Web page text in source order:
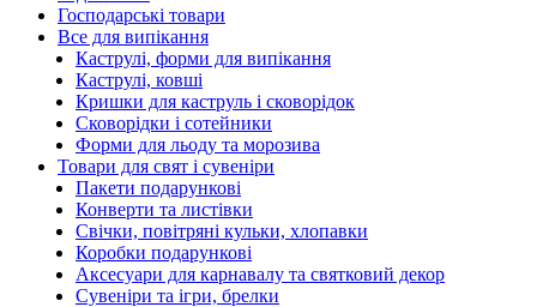
Господарські товари
Все для випікання
Каструлі, форми для випікання
Каструлі, ковші
Кришки для каструль і сковорідок
Сковорідки і сотейники
Форми для льоду та морозива
Товари для свят і сувеніри
Пакети подарункові
Конверти та листівки
Свічки, повітряні кульки, хлопавки
Коробки подарункові
Аксесуари для карнавалу та святковий декор
Сувеніри та ігри, брелки